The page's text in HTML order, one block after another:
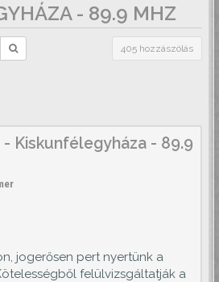
- 89.9 MHZ
405 hozzászólás
- Kiskunfélegyháza - 89.9
jogerősen pert nyertünk a
felülvizsgáltatják a